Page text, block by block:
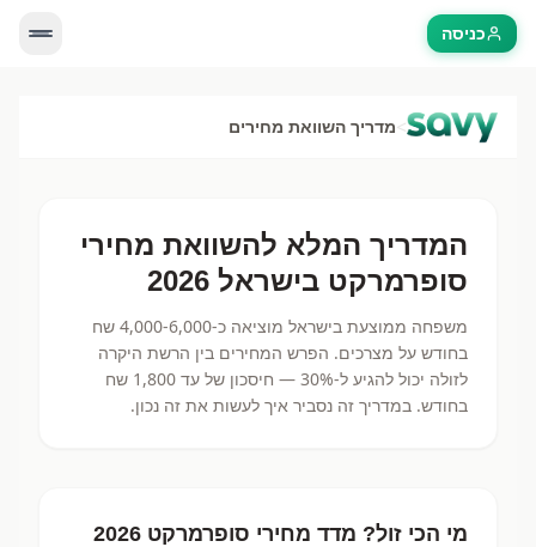
כניסה
>מדריך השוואת מחירים
המדריך המלא להשוואת מחירי
סופרמרקט בישראל 2026
משפחה ממוצעת בישראל מוציאה כ-4,000-6,000 שח
בחודש על מצרכים. הפרש המחירים בין הרשת היקרה
לזולה יכול להגיע ל-30% — חיסכון של עד 1,800 שח
בחודש. במדריך זה נסביר איך לעשות את זה נכון.
מי הכי זול? מדד מחירי סופרמרקט 2026